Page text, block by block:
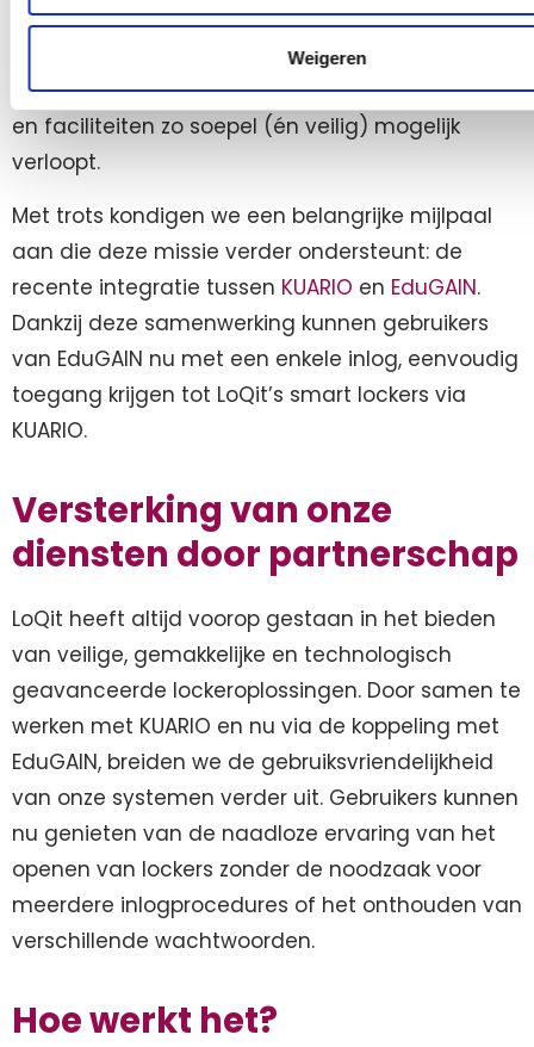
Weigeren
een tijdperk waarin digitale technologieën een
steeds grotere rol spelen in het onderwijs, is het
essentieel dat toegang tot educatieve middelen
en faciliteiten zo soepel (én veilig) mogelijk
verloopt.
Met trots kondigen we een belangrijke mijlpaal
aan die deze missie verder ondersteunt: de
recente integratie tussen KUARIO en EduGAIN.
Dankzij deze samenwerking kunnen gebruikers
van EduGAIN nu met een enkele inlog, eenvoudig
toegang krijgen tot LoQit’s smart lockers via
KUARIO.
Versterking van onze
diensten door partnerschap
LoQit heeft altijd voorop gestaan in het bieden
van veilige, gemakkelijke en technologisch
geavanceerde lockeroplossingen. Door samen te
werken met KUARIO en nu via de koppeling met
EduGAIN, breiden we de gebruiksvriendelijkheid
van onze systemen verder uit. Gebruikers kunnen
nu genieten van de naadloze ervaring van het
openen van lockers zonder de noodzaak voor
meerdere inlogprocedures of het onthouden van
verschillende wachtwoorden.
Hoe werkt het?